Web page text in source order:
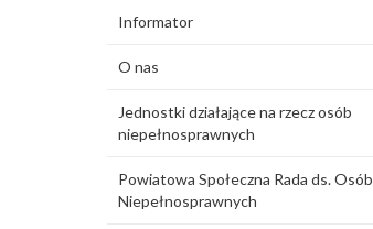
Informator
O nas
Jednostki działające na rzecz osób
niepełnosprawnych
Powiatowa Społeczna Rada ds. Osób
Niepełnosprawnych